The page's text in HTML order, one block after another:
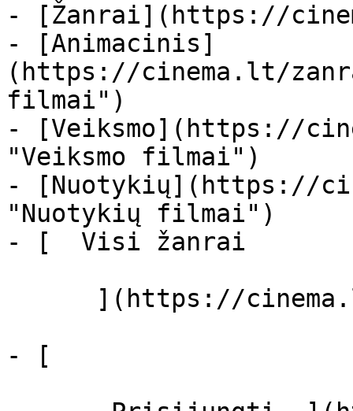
- [Žanrai](https://
- [Animacinis]
(https://cinema.lt/
filmai")
- [Veiksmo](https://
"Veiksmo filmai")
- [Nuotykių](https://
"Nuotykių filmai")
- [  Visi žanrai
- [